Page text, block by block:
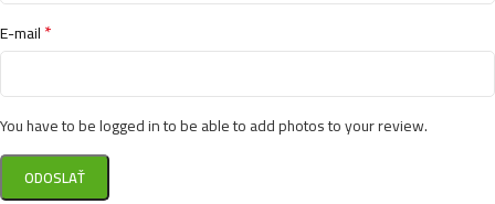
E-mail*
You have to be logged in to be able to add photos to your review.